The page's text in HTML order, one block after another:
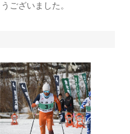
ございました。